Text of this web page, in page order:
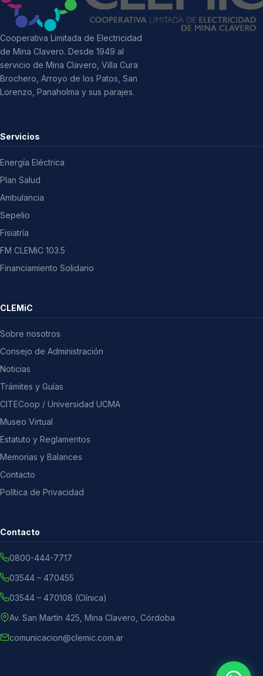
Cooperativa Limitada de Electricidad
de Mina Clavero. Desde 1949 al
servicio de Mina Clavero, Villa Cura
Brochero, Arroyo de los Patos, San
Lorenzo, Panaholma y sus parajes.
Servicios
Energía Eléctrica
Plan Salud
Ambulancia
Sepelio
Fisiatría
FM CLEMiC 103.5
Financiamiento Solidario
CLEMiC
Sobre nosotros
Consejo de Administración
Noticias
Trámites y Guías
CITECoop / Universidad UCMA
Museo Virtual
Estatuto y Reglamentos
Memorias y Balances
Contacto
Política de Privacidad
Contacto
0800-444-7717
03544 – 470455
03544 – 470108 (Clínica)
Av. San Martín 425, Mina Clavero, Córdoba
comunicacion@clemic.com.ar